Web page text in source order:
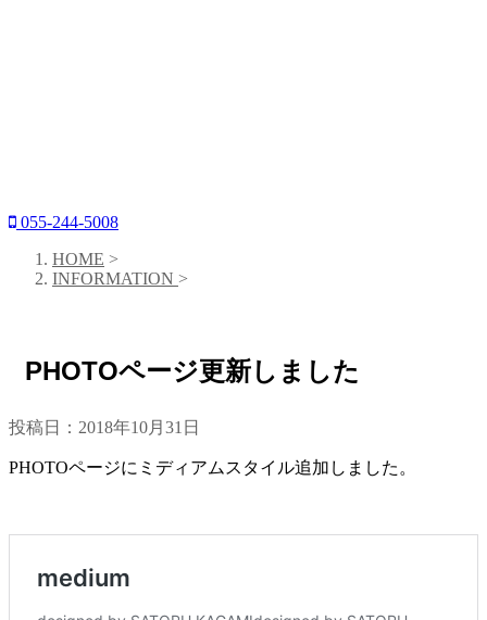
055-244-5008
HOME >
INFORMATION >
PHOTOページ更新しました
投稿日： 2018年10月31日
PHOTOページにミディアムスタイル追加しました。